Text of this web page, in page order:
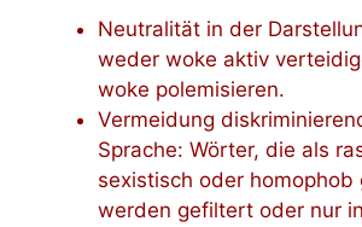
Neutralität in der
weder woke aktiv
woke polemisieren.
Vermeidung
Sprache: Wörter, die als
sexistisch oder homophob
werden gefiltert oder nur